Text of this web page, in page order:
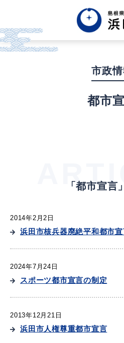
Tiếng
健康・福祉・子育て
産業・ビジネス
教育・文化・
市政
都市
「都市宣言
2014年2月2日
浜田市核兵器廃絶平和都市
2024年7月24日
スポーツ都市宣言の制定
2013年12月21日
浜田市人権尊重都市宣言